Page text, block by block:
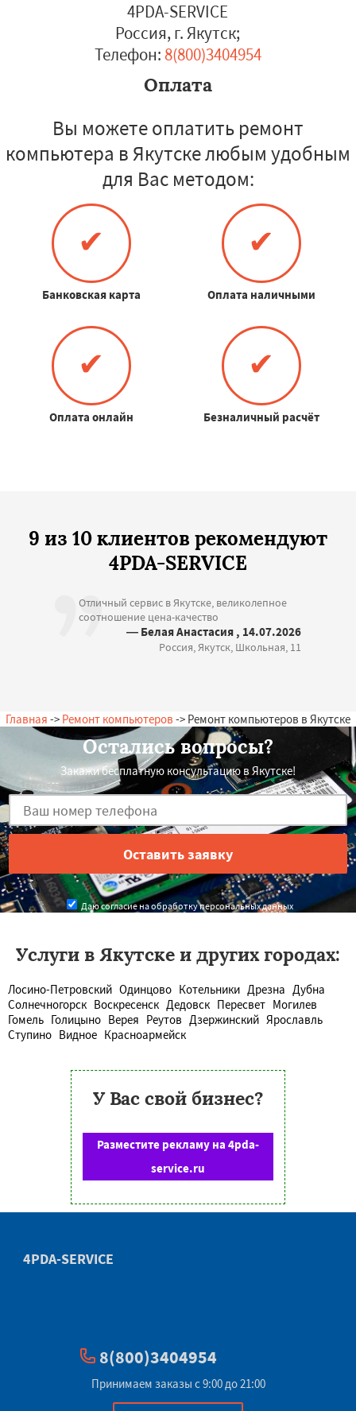
4PDA-SERVICE
Россия, г. Якутск;
Телефон: 8(800)3404954
Оплата
Вы можете оплатить ремонт
компьютера в Якутске любым удобным
для Вас методом:
✔
Банковская карта
✔
Оплата наличными
✔
Оплата онлайн
✔
Безналичный расчёт
9 из 10 клиентов рекомендуют
4PDA-SERVICE
Отличный сервис в Якутске, великолепное
соотношение цена-качество
— Белая Анастасия , 14.07.2026
Россия, Якутск, Школьная, 11
Главная -> Ремонт компьютеров -> Ремонт компьютеров в Якутске
Остались вопросы?
Закажи бесплатную консультацию в Якутске!
Даю согласие на обработку персональных данных
Услуги в Якутске и других городах:
Лосино-Петровский Одинцово Котельники Дрезна Дубна
Солнечногорск Воскресенск Дедовск Пересвет Могилев
Гомель Голицыно Верея Реутов Дзержинский Ярославль
Ступино Видное Красноармейск
У Вас свой бизнес?
Разместите рекламу на 4pda-
service.ru
4PDA-SERVICE
8(800)3404954
Принимаем заказы с 9:00 до 21:00